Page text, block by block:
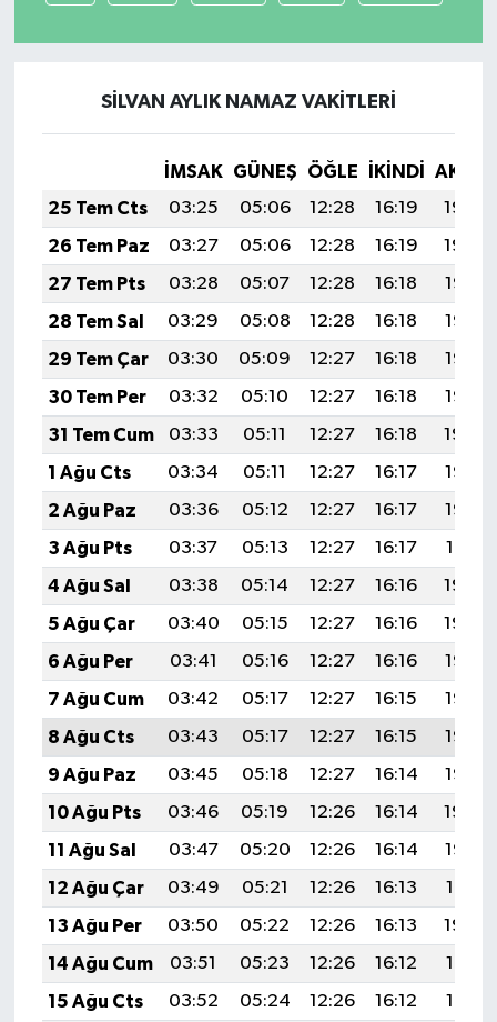
SİLVAN AYLIK NAMAZ VAKITLERI
İMSAK GÜNEŞ ÖĞLE İKINDI
25 Tem Cts
03:25 05:06 12:28 16:19
19:40
26 Tem Paz
03:27 05:06 12:28 16:19
19:39
27 Tem Pts
03:28 05:07 12:28 16:18
19:38
28 Tem Sal
03:29 05:08 12:28 16:18
19:37
29 Tem Çar
03:30 05:09 12:27 16:18
19:36
30 Tem Per
03:32 05:10 12:27 16:18
19:35
31 Tem Cum
03:33 05:11 12:27 16:18
19:34
1 Ağu Cts
03:34 05:11 12:27 16:17
19:33
2 Ağu Paz
03:36 05:12 12:27 16:17
19:32
3 Ağu Pts
03:37 05:13 12:27 16:17
19:31
4 Ağu Sal
03:38 05:14 12:27 16:16
19:30
5 Ağu Çar
03:40 05:15 12:27 16:16
19:29
6 Ağu Per
03:41 05:16 12:27 16:16
19:28
7 Ağu Cum
03:42 05:17 12:27 16:15
19:27
8 Ağu Cts
03:43 05:17 12:27 16:15
19:26
9 Ağu Paz
03:45 05:18 12:27 16:14
19:25
10 Ağu Pts
03:46 05:19 12:26 16:14
19:24
11 Ağu Sal
03:47 05:20 12:26 16:14
19:22
12 Ağu Çar
03:49 05:21 12:26 16:13
19:21
13 Ağu Per
03:50 05:22 12:26 16:13
19:20
14 Ağu Cum
03:51 05:23 12:26 16:12
19:19
15 Ağu Cts
03:52 05:24 12:26 16:12
19:18